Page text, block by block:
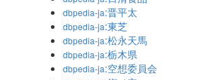
dbpedia-ja:晋平太
dbpedia-ja:東芝
dbpedia-ja:松永天馬
dbpedia-ja:栃木県
dbpedia-ja:空想委員会